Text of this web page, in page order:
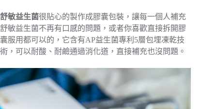
舒敏益生菌很貼心的製作成膠囊包裝，讓每一個人補充
舒敏益生菌不再有口感的問題，或者你喜歡直接拆開膠
囊服用都可以的，它含有AP益生菌專利5層包埋凍乾技
術，可以耐酸、耐鹼通過消化道，直接補充也沒問題。